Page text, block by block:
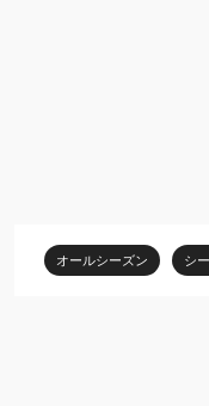
オールシーズン シ